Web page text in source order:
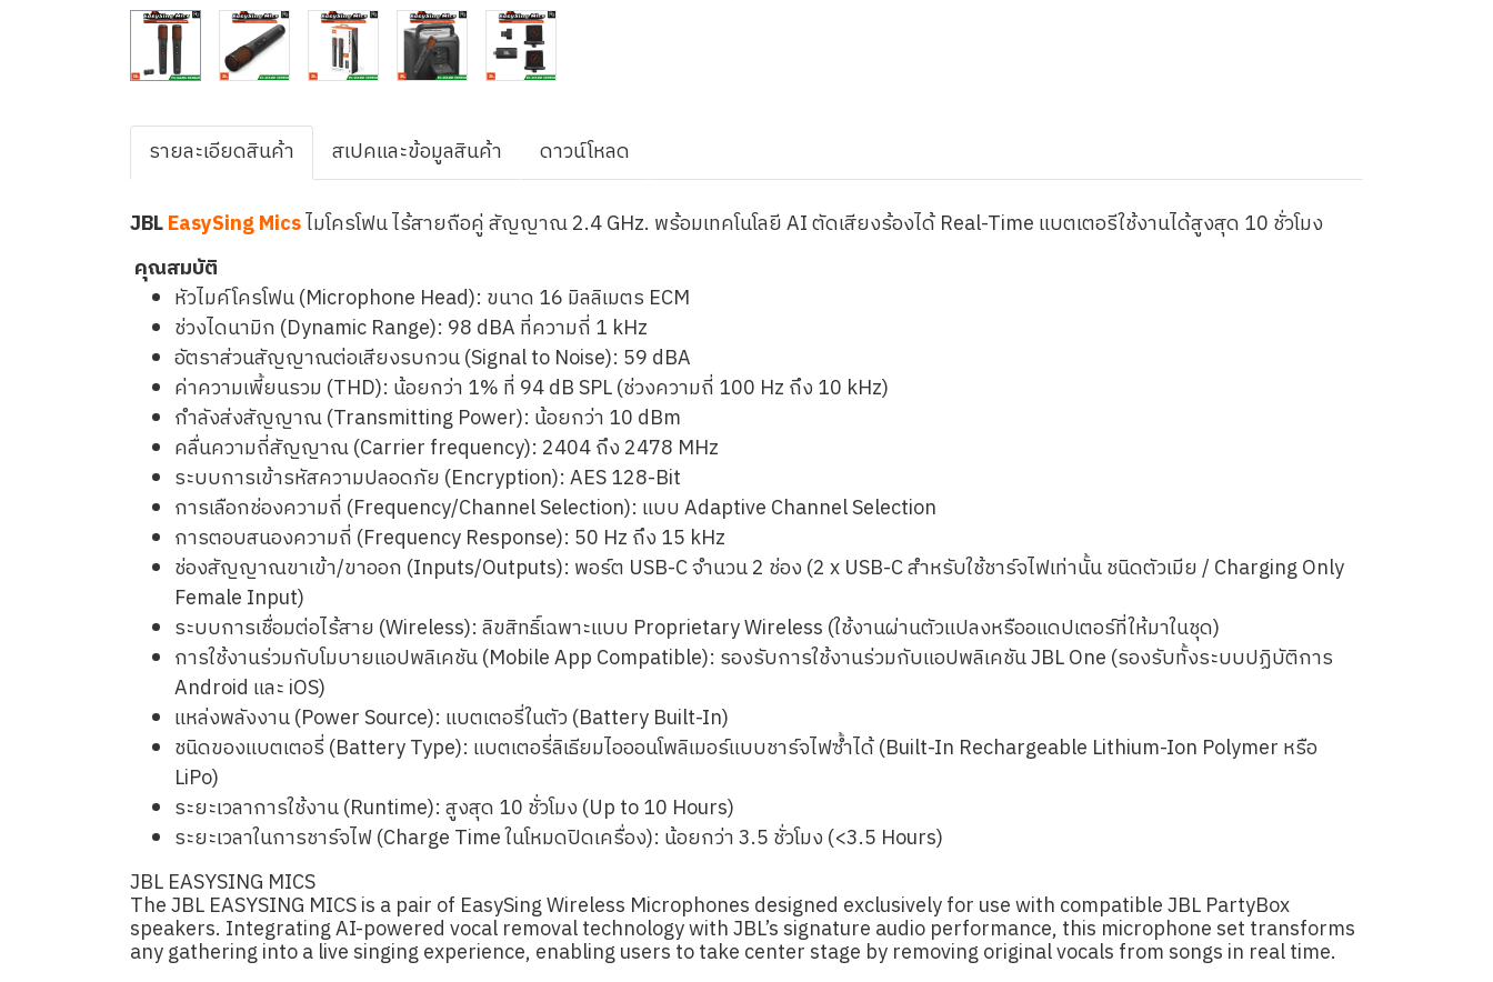
รายละเอียดสินค้า สเปคและข้อมูลสินค้า ดาวน์โหลด
JBLEasySing Micsไมโครโฟน ไร้สายถือคู่ สัญญาณ 2.4 GHz. พร้อมเทคโนโลยี AI ตัดเสียงร้องได้ Real-Time แบตเตอรีใช้งานได้สูงสุด 10 ชั่วโมง
คุณสมบัติ
หัวไมค์โครโฟน (Microphone Head): ขนาด 16 มิลลิเมตร ECM
ช่วงไดนามิก (Dynamic Range): 98 dBA ที่ความถี่ 1 kHz
อัตราส่วนสัญญาณต่อเสียงรบกวน (Signal to Noise): 59 dBA
ค่าความเพี้ยนรวม (THD): น้อยกว่า 1% ที่ 94 dB SPL (ช่วงความถี่ 100 Hz ถึง 10 kHz)
กำลังส่งสัญญาณ (Transmitting Power): น้อยกว่า 10 dBm
คลื่นความถี่สัญญาณ (Carrier frequency): 2404 ถึง 2478 MHz
ระบบการเข้ารหัสความปลอดภัย (Encryption): AES 128-Bit
การเลือกช่องความถี่ (Frequency/Channel Selection): แบบ Adaptive Channel Selection
การตอบสนองความถี่ (Frequency Response): 50 Hz ถึง 15 kHz
ช่องสัญญาณขาเข้า/ขาออก (Inputs/Outputs): พอร์ต USB-C จำนวน 2 ช่อง (2 x USB-C สำหรับใช้ชาร์จไฟเท่านั้น ชนิดตัวเมีย / Charging Only
Female Input)
ระบบการเชื่อมต่อไร้สาย (Wireless): ลิขสิทธิ์เฉพาะแบบ Proprietary Wireless (ใช้งานผ่านตัวแปลงหรืออแดปเตอร์ที่ให้มาในชุด)
การใช้งานร่วมกับโมบายแอปพลิเคชัน (Mobile App Compatible): รองรับการใช้งานร่วมกับแอปพลิเคชัน JBL One (รองรับทั้งระบบปฏิบัติการ
Android และ iOS)
แหล่งพลังงาน (Power Source): แบตเตอรี่ในตัว (Battery Built-In)
ชนิดของแบตเตอรี่ (Battery Type): แบตเตอรี่ลิเธียมไอออนโพลิเมอร์แบบชาร์จไฟซ้ำได้ (Built-In Rechargeable Lithium-Ion Polymer หรือ
LiPo)
ระยะเวลาการใช้งาน (Runtime): สูงสุด 10 ชั่วโมง (Up to 10 Hours)
ระยะเวลาในการชาร์จไฟ (Charge Time ในโหมดปิดเครื่อง): น้อยกว่า 3.5 ชั่วโมง (<3.5 Hours)
JBL EASYSING MICS
The JBL EASYSING MICS is a pair of EasySing Wireless Microphones designed exclusively for use with compatible JBL PartyBox
speakers. Integrating AI-powered vocal removal technology with JBL’s signature audio performance, this microphone set transforms
any gathering into a live singing experience, enabling users to take center stage by removing original vocals from songs in real time.